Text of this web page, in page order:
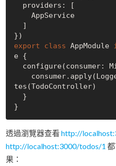
export
class AppModule
e {
tes(TodoController)
透過瀏覽器查看 http://
http://localhost:3000/todos/1
果：